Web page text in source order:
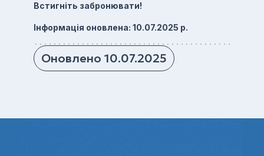
Встигніть забронювати!
Інформація оновлена: 10.07.2025 р.
Оновлено 10.07.2025